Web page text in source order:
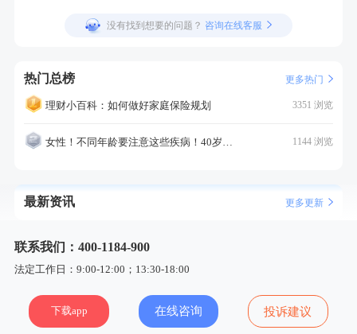
没有找到想要的问题？ 咨询在线客服
热门总榜 更多热门
理财小百科：如何做好家庭保险规划 3351 浏览
女性！不同年龄要注意这些疾病！40岁的这个疾病最需要注意！ 1144 浏览
最新资讯 更多更新
联系我们：400-1184-900
法定工作日：9:00-12:00；13:30-18:00
下载app 在线咨询 投诉建议